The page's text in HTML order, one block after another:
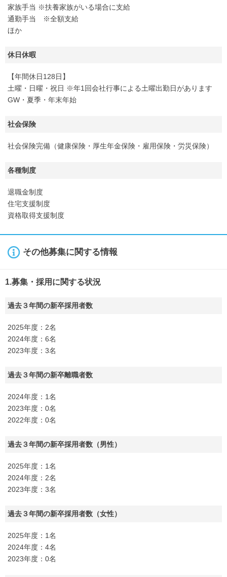
家族手当 ※扶養家族がいる場合に支給
通勤手当 ※全額支給
ほか
休日休暇
【年間休日128日】
土曜・日曜・祝日 ※年1回会社行事による土曜出勤日があります
GW・夏季・年末年始
社会保険
社会保険完備（健康保険・厚生年金保険・雇用保険・労災保険）
各種制度
退職金制度
住宅支援制度
資格取得支援制度
その他募集に関する情報
1.募集・採用に関する状況
過去３年間の新卒採用者数
2025年度：2名
2024年度：6名
2023年度：3名
過去３年間の新卒離職者数
2024年度：1名
2023年度：0名
2022年度：0名
過去３年間の新卒採用者数（男性）
2025年度：1名
2024年度：2名
2023年度：3名
過去３年間の新卒採用者数（女性）
2025年度：1名
2024年度：4名
2023年度：0名